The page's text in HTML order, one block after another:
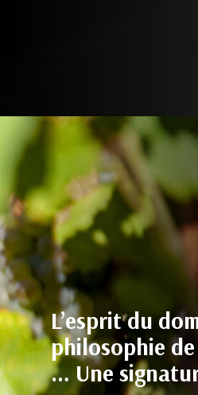
L’esprit du
philosophie
… Une